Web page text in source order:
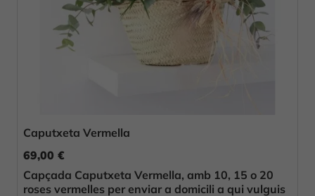
Caputxeta Vermella
69,00 €
Capçada Caputxeta Vermella, amb 10, 15 o 20
roses vermelles per enviar a domicili a qui vulguis